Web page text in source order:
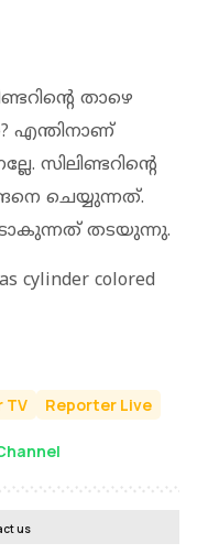
താഴെ
എന്തിനാണ്
സിലിണ്ടറിന്റെ
ചെയ്യുന്നത്.
തടയുന്നു.
cylinder colored
TV Reporter Live
us